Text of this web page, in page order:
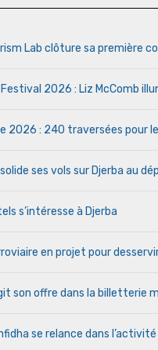
Lab clôture sa première
2026 : Liz McComb
2026 : 240 traversées pour
ses vols sur Djerba au
s’intéresse à Djerba
en projet pour
son offre dans la billetterie
se relance dans